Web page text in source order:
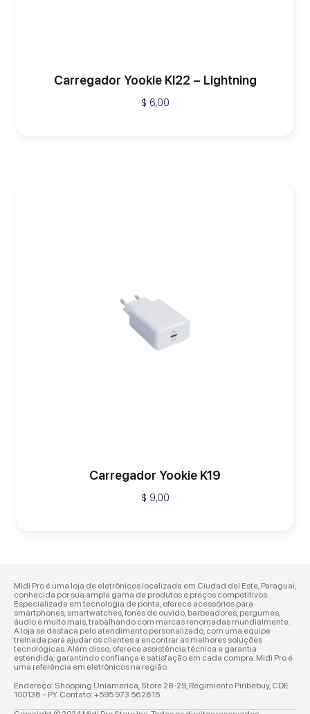
Carregador Yookie KI22 – Lightning
$ 6,00
Carregador Yookie K19
$ 9,00
Midi Pro é uma loja de eletrônicos localizada em Ciudad del Este, Paraguai,
conhecida por sua ampla gama de produtos e preços competitivos.
Especializada em tecnologia de ponta, oferece acessórios para
smartphones, smartwatches, fones de ouvido, barbeadores, pergumes,
áudio e muito mais, trabalhando com marcas renomadas mundialmente.
A loja se destaca pelo atendimento personalizado, com uma equipe
treinada para ajudar os clientes a encontrar as melhores soluções
tecnológicas. Além disso, oferece assistência técnica e garantia
estendida, garantindo confiança e satisfação em cada compra. Midi Pro é
uma referência em eletrônicos na região.
Endereço: Shopping Uniamerica, Store 28-29, Regimiento Piribebuy, CDE
100136 – PY. Contato: +595 973 562615.